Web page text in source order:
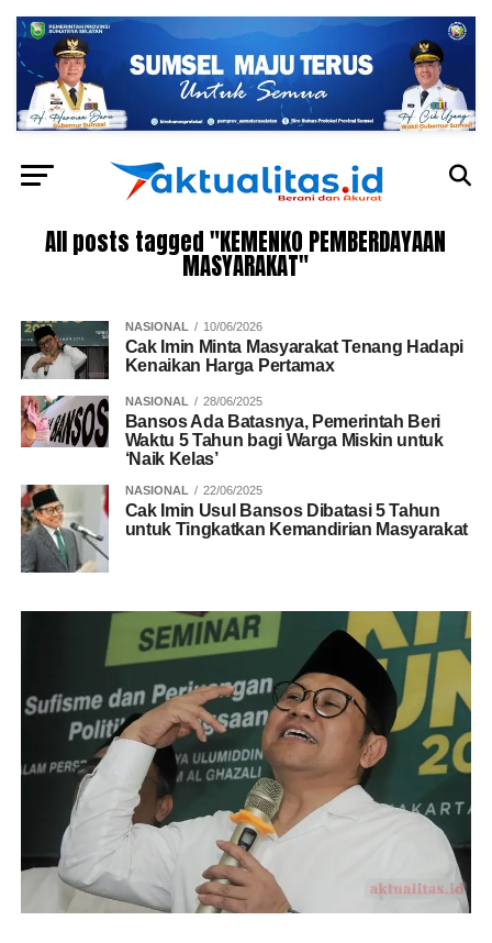
All posts tagged "KEMENKO PEMBERDAYAAN
MASYARAKAT"
NASIONAL 10/06/2026
Cak Imin Minta Masyarakat Tenang Hadapi
Kenaikan Harga Pertamax
NASIONAL 28/06/2025
Bansos Ada Batasnya, Pemerintah Beri
Waktu 5 Tahun bagi Warga Miskin untuk
‘Naik Kelas’
NASIONAL 22/06/2025
Cak Imin Usul Bansos Dibatasi 5 Tahun
untuk Tingkatkan Kemandirian Masyarakat